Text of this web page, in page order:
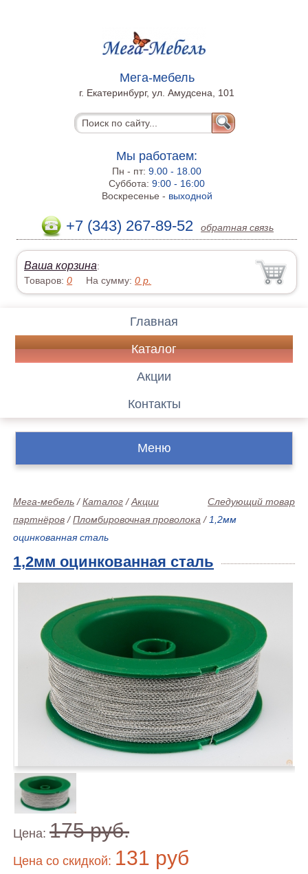
Мега-мебель
г. Екатеринбург, ул. Амудсена, 101
Мы работаем:
Пн - пт:9.00 - 18.00
Суббота:9:00 - 16:00
Воскресенье - выходной
+7 (343) 267-89-52 обратная связь
Ваша корзина:
Товаров:0 На сумму:0 р.
Главная
Каталог
Акции
Контакты
Меню
Следующий товар
Мега-мебель /Каталог /Акции
партнёров /Пломбировочная проволока / 1,2мм
оцинкованная сталь
1,2мм оцинкованная сталь
Цена: 175 руб.
Цена co скидкой: 131 руб